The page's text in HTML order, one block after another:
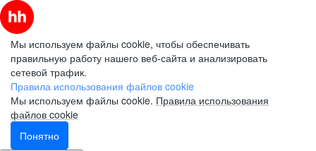
Мы используем файлы cookie, чтобы обеспечивать
правильную работу нашего веб-сайта и анализировать
сетевой трафик.
Правила использования файлов cookie
Мы используем файлы cookie. Правила использования
файлов cookie
Понятно